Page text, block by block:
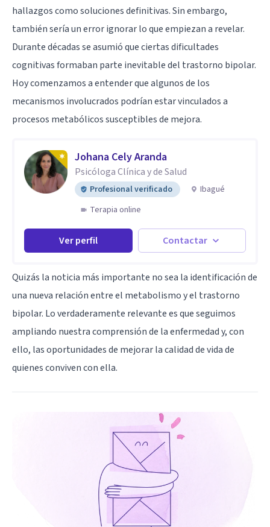
hallazgos como soluciones definitivas. Sin embargo,
también sería un error ignorar lo que empiezan a revelar.
Durante décadas se asumió que ciertas dificultades
cognitivas formaban parte inevitable del trastorno bipolar.
Hoy comenzamos a entender que algunos de los
mecanismos involucrados podrían estar vinculados a
procesos metabólicos susceptibles de mejora.
Johana Cely Aranda
Psicóloga Clínica y de Salud
Profesional verificado
Ibagué
Terapia online
Ver perfil Contactar
Quizás la noticia más importante no sea la identificación de
una nueva relación entre el metabolismo y el trastorno
bipolar. Lo verdaderamente relevante es que seguimos
ampliando nuestra comprensión de la enfermedad y, con
ello, las oportunidades de mejorar la calidad de vida de
quienes conviven con ella.